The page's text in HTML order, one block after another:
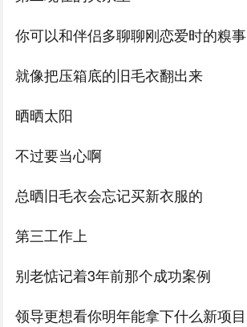
你可以和伴侣多聊聊刚恋爱时的糗事
就像把压箱底的旧毛衣翻出来
晒晒太阳
不过要当心啊
总晒旧毛衣会忘记买新衣服的
第三工作上
别老惦记着3年前那个成功案例
领导更想看你明年能拿下什么新项目